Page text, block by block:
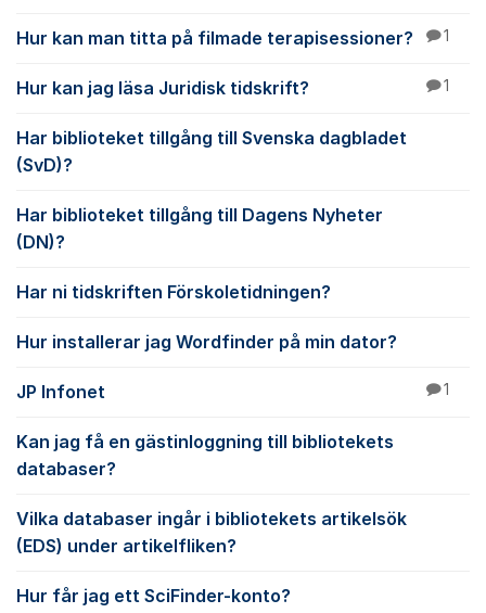
Hur kan man titta på filmade terapisessioner? 1
Hur kan jag läsa Juridisk tidskrift? 1
Har biblioteket tillgång till Svenska dagbladet
(SvD)?
Har biblioteket tillgång till Dagens Nyheter
(DN)?
Har ni tidskriften Förskoletidningen?
Hur installerar jag Wordfinder på min dator?
JP Infonet 1
Kan jag få en gästinloggning till bibliotekets
databaser?
Vilka databaser ingår i bibliotekets artikelsök
(EDS) under artikelfliken?
Hur får jag ett SciFinder-konto?